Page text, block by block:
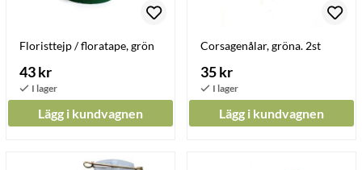
Floristtejp / floratape, grön
43 kr
Lägg i kundvagnen
Corsagenålar, gröna. 2st
35 kr
Lägg i kundvagnen